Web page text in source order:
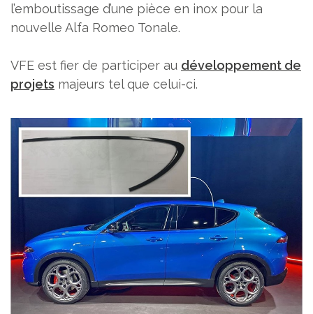
l’emboutissage d’une pièce en inox pour la
nouvelle Alfa Romeo Tonale.
VFE est fier de participer au développement de
projets majeurs tel que celui-ci.